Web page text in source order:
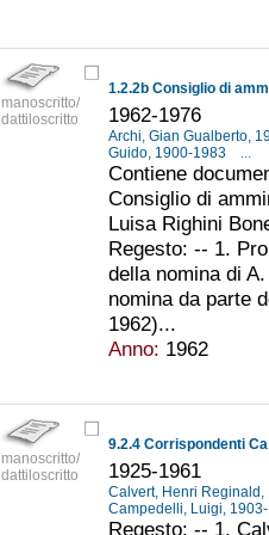
manoscritto/
dattiloscritto
1962-1976
Archi, Gian Gualberto,
Guido, 1900-1983
...
Contiene
Consiglio di
Luisa Righini
Regesto: -- 1.
della nomina di
nomina da parte
1962)...
Anno: 1962
manoscritto/
dattiloscritto
9.2.4 Corrispondenti Ca
1925-1961
Calvert, Henri
Campedelli, Luigi,
Regesto: -- 1.